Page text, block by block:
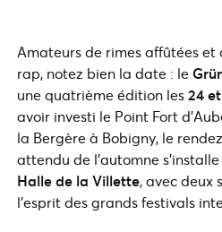
Amateurs de rimes affûtées et
rap, notez bien la date : le
une quatrième édition les24
avoir investi le Point Fort
la Bergère à Bobigny, le
attendu de l’automne
Halle de la Villette, avec deux
l’esprit des grands festivals